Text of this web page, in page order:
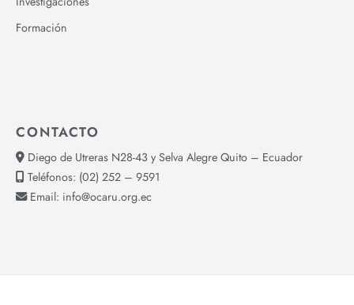
Formación
CONTACTO
Diego de Utreras N28-43 y Selva Alegre Quito – Ecuador
Teléfonos: (02) 252 – 9591
Email: info@ocaru.org.ec